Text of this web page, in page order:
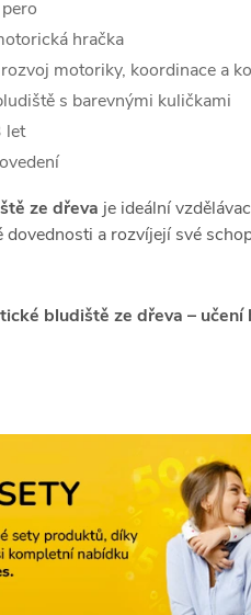
hračka
motoriky, koordinace a
s barevnými kuličkami
let
ze dřeva je ideální
dovednosti a rozvíjejí své
bludiště ze dřeva –